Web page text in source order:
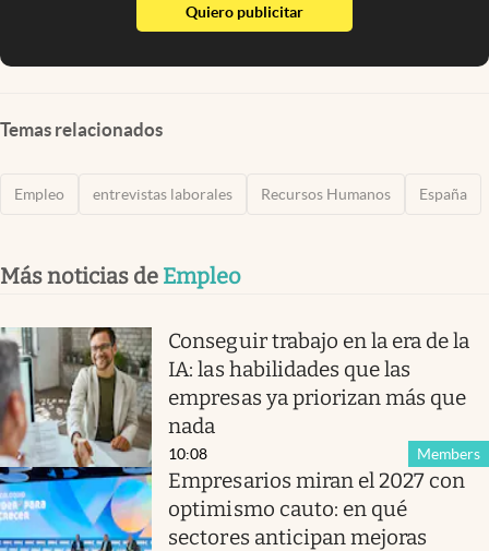
Quiero publicitarabre en nueva pestaña
Temas relacionados
Empleo entrevistas laborales Recursos Humanos España
Más noticias de Empleo
Conseguir trabajo en la era de la
IA: las habilidades que las
empresas ya priorizan más que
nada
Members
10:08
Empresarios miran el 2027 con
optimismo cauto: en qué
sectores anticipan mejoras